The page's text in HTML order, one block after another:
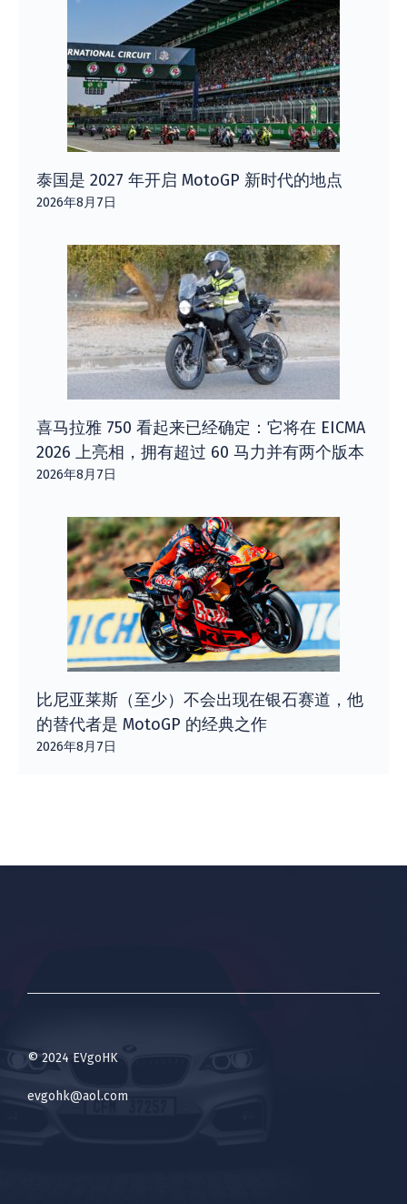
泰国是 2027 年开启 MotoGP 新时代的地点
2026年8月7日
喜马拉雅 750 看起来已经确定：它将在 EICMA
2026 上亮相，拥有超过 60 马力并有两个版本
2026年8月7日
比尼亚莱斯（至少）不会出现在银石赛道，他
的替代者是 MotoGP 的经典之作
2026年8月7日
© 2024 EVgoHK
evgohk@aol.com